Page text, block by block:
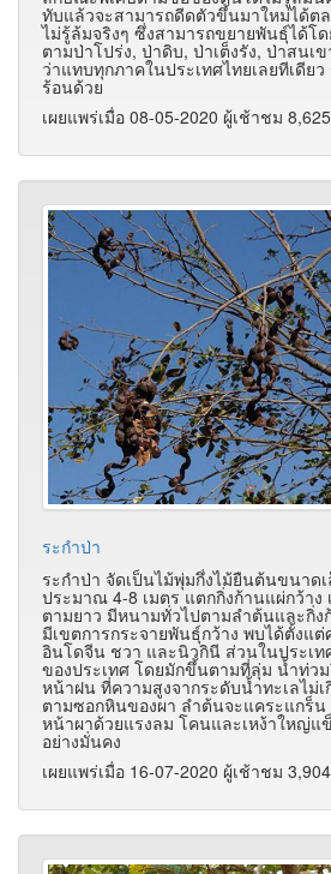
ทับแล้วจะสามารถดีดตัวขึ้นมาใหม่ได้ต
ไม่รู้ล้มจริงๆ ซึ่งสามารถขยายพันธุ์ได้โ
ตามป่าโปร่ง, ป่าดิบ, ป่าเต็งรัง, ป่าสนเ
ว่าแทบทุกภาคในประเทศไทยเลยทีเดีย
ร้อนด้วย
เผยแพร่เมื่อ 08-05-2020 ผู้เช้าชม 8,625
ระกำป่า
ระกำป่า จัดเป็นไม้พุ่มกึ่งไม้ยืนต้นขนาด
ประมาณ 4-8 เมตร แตกกิ่งก้านแผ่กว้าง
ตามยาว มีหนามทั่วไปตามลำต้นและกิ่ง
มีเขตการกระจายพันธุ์กว้าง พบได้ตั้งแ
อินโดจีน ชวา และนิวกินี ส่วนในประเ
ของประเทศ โดยมักขึ้นตามที่ลุ่ม น้ำท่ว
หน้าฝน ที่ความสูงจากระดับน้ำทะเลไม่
ตามซอกหินของผา ลำต้นจะแคระแกร็น
หน้าผาด้วยแรงลม โคนและเหง้าใหญ่แ
อย่างมั่นคง
เผยแพร่เมื่อ 16-07-2020 ผู้เช้าชม 3,904